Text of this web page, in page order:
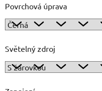
Povrchová úprava
Světelný zdroj